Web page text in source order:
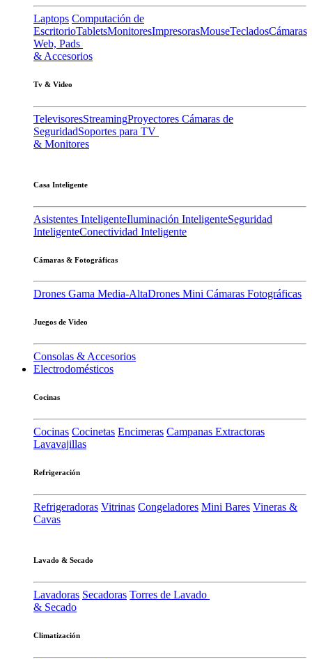
Laptops Computación de
EscritorioTabletsMonitoresImpresorasMouseTecladosCámaras
Web, Pads
& Accesorios
Tv & Video
TelevisoresStreamingProyectores Cámaras de
SeguridadSoportes para TV
& Monitores
Casa Inteligente
Asistentes InteligenteIluminación InteligenteSeguridad
InteligenteConectividad Inteligente
Cámaras & Fotográficas
Drones Gama Media-AltaDrones Mini Cámaras Fotográficas
Juegos de Video
Consolas & Accesorios
Electrodomésticos
Cocinas
Cocinas Cocinetas Encimeras Campanas Extractoras
Lavavajillas
Refrigeración
Refrigeradoras Vitrinas Congeladores Mini Bares Vineras &
Cavas
Lavado & Secado
Lavadoras Secadoras Torres de Lavado
& Secado
Climatización